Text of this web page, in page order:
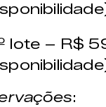
lote – R$
: